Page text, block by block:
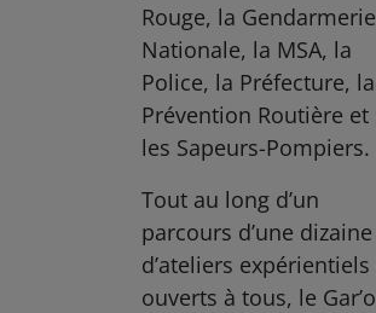
Rouge, la Gendarmerie
Nationale, la MSA, la
Police, la Préfecture, la
Prévention Routière et
les Sapeurs-Pompiers.
Tout au long d’un
parcours d’une dizaine
d’ateliers expérientiels
ouverts à tous, le Gar’o